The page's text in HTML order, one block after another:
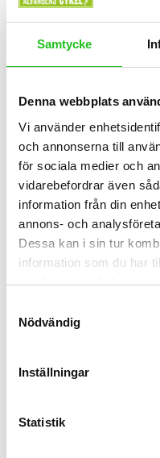
Samtycke
Denna webbplats
Vi använder
och annonserna till
för sociala medier och
vidarebefordrar även
information från din
annons- och
Dessa kan i sin tur
information som du har
samlat in när du har
Nödvändig
Inställningar
Statistik
Bianchi Milano
Bianchi tillbehör
259,00kr